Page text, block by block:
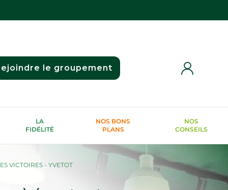
le groupement
LA
FIDÉLITÉ
NOS BONS
PLANS
NOS
CONSEILS
VICTOIRES - YVETOT